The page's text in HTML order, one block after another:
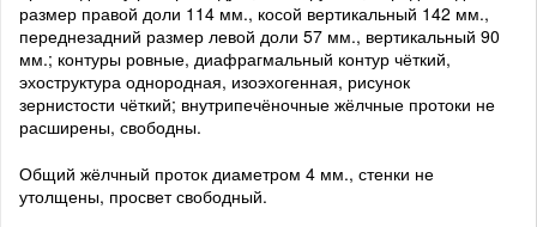
размер правой доли 114 мм., косой вертикальный 142 мм.,
переднезадний размер левой доли 57 мм., вертикальный 90
мм.; контуры ровные, диафрагмальный контур чёткий,
эхоструктура однородная, изоэхогенная, рисунок
зернистости чёткий; внутрипечёночные жёлчные протоки не
расширены, свободны.
Общий жёлчный проток диаметром 4 мм., стенки не
утолщены, просвет свободный.